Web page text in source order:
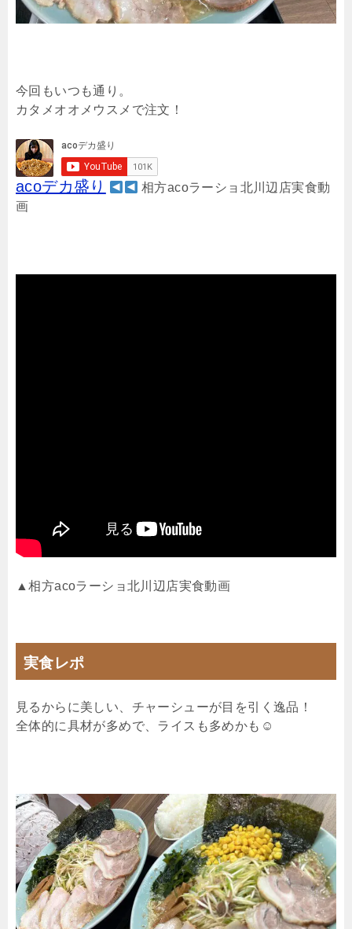
今回もいつも通り。
カタメオオメウスメで注文！
acoデカ盛り
相方acoラーショ北川辺店実食動
画
▲相方acoラーショ北川辺店実食動画
実食レポ
見るからに美しい、チャーシューが目を引く逸品！
全体的に具材が多めで、ライスも多めかも☺︎